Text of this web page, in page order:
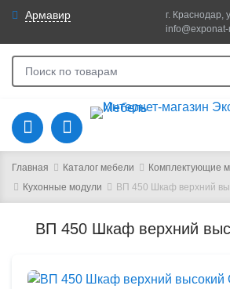
Армавир
г. Краснодар,
Главная Каталог мебели
Комплектующие
Кухонные модули
ВП 450 Шкаф верхний
ВП 450 Шкаф верхний